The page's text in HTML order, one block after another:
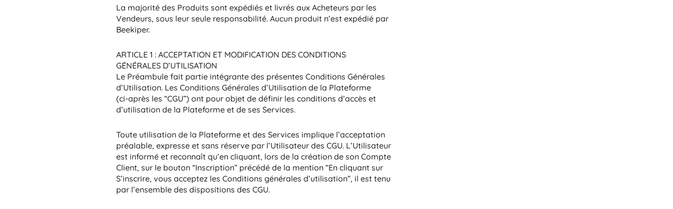
La majorité des Produits sont expédiés et livrés aux Acheteurs par les
Vendeurs, sous leur seule responsabilité. Aucun produit n’est expédié par
Beekiper.
ARTICLE 1 : ACCEPTATION ET MODIFICATION DES CONDITIONS
GÉNÉRALES D’UTILISATION
Le Préambule fait partie intégrante des présentes Conditions Générales
d’Utilisation. Les Conditions Générales d’Utilisation de la Plateforme
(ci-après les “CGU”) ont pour objet de définir les conditions d’accès et
d’utilisation de la Plateforme et de ses Services.
Toute utilisation de la Plateforme et des Services implique l’acceptation
préalable, expresse et sans réserve par l’Utilisateur des CGU. L’Utilisateur
est informé et reconnaît qu’en cliquant, lors de la création de son Compte
Client, sur le bouton “Inscription” précédé de la mention “En cliquant sur
S’inscrire, vous acceptez les Conditions générales d’utilisation”, il est tenu
par l’ensemble des dispositions des CGU.